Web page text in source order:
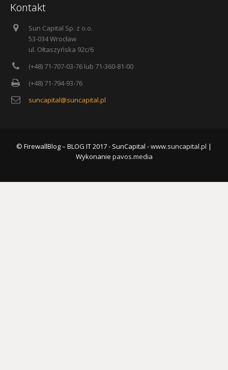
Kontakt
Sun Capital Sp. z o.o.
53-034 Wrocław
ul. Ołtaszyńska 92c/6
(+48) 71-707-03-76 lub 71-360-81-00
(+48) 71-794-93-76
suncapital@suncapital.pl
© FirewallBlog – BLOG IT 2017 - SunCapital -www.suncapital.pl |
Wykonanie pavos.media